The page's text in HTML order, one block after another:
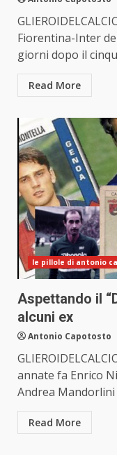
Fiorentina-Inter
giorni dopo il
Read More
le pillole di antonio
Aspettando il
alcuni ex
Antonio Capotosto
annate fa Enrico
Andrea Mandorlini
Read More